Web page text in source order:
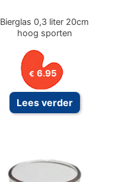
Bierglas 0,3 liter 20cm
hoog sporten
€ 6.95
Lees verder